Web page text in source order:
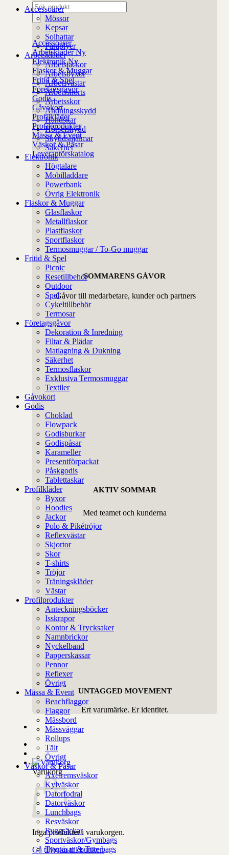
Produktsökning
Accessoarer
Arbetskläder
Elektronik
Flaskor & Muggar
Fritid & Spel
Företagsgåvor
Godis
Gåvokort
Profilkläder
Profilprodukter
Mässa & Event
Väskor & Påsar
Leverantörskatalog
SOMMARENS GÅVOR
Gåvor till medarbetare, kunder och partners
AKTIV SOMMAR
Med teamet och kunderna
UNTAGGED MOVEMENT
Ert varumärke. Er identitet.
Varukorg
Inga produkter i varukorgen.
Gå tillbaka till butiken
Accessoarer
Mössor
Kepsar
Solhattar
Paraplyer
Arbetskläder
Arbetsjackor
Arbetsbyxor
Arbetsvästar
Arbetsshorts
Arbetsskor
Andningsskydd
Handskar
Hörselskydd
Skyddshjälmar
Säkerhet
Elektronik
Högtalare
Mobilladdare
Powerbank
Övrig Elektronik
Flaskor & Muggar
Glasflaskor
Metallflaskor
Plastflaskor
Sportflaskor
Termosmuggar / To-Go muggar
Fritid & Spel
Picnic
Resetillbehör
Outdoor
Spel
Cykeltillbehör
Termosar
Företagsgåvor
Dekoration & Inredning
Filtar & Plädar
Matlagning & Dukning
Säkerhet
Termosflaskor
Exklusiva Termosmuggar
Textiler
Gåvokort
Godis
Choklad
Flowpack
Godisburkar
Godispåsar
Karameller
Presentförpackat
Påskgodis
Tablettaskar
Profilkläder
Byxor
Hoodies
Jackor
Polo & Pikétröjor
Reflexvästar
Skjortor
Skor
T-shirts
Tröjor
Träningskläder
Västar
Profilprodukter
Anteckningsböcker
Isskrapor
Kontor & Trycksaker
Namnbrickor
Nyckelband
Papperskassar
Pennor
Reflexer
Övrigt
Mässa & Event
Beachflaggor
Flaggor
Mässbord
Mässväggar
Rollups
Tält
Övrigt
Väskor & Påsar
Axelremsväskor
Kylväskor
Datorfodral
Datorväskor
Lunchbags
Resväskor
Ryggsäckar
Sportväskor/Gymbags
Tygpåsar & Tote bags